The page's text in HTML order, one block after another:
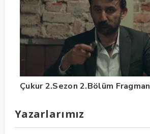
Çukur 2.Sezon 2.Bölüm Fragman
Yazarlarımız